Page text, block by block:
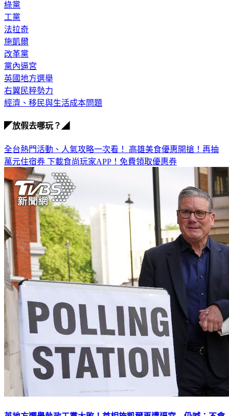
綠黨
工黨
法拉奇
施凱爾
改革黨
黨內逼宮
英國地方選舉
右翼民粹勢力
經濟、移民與生活成本問題
◤放假去哪玩？◢
全台熱門活動、人氣攻略一次看！ 高雄美食優惠開搶！再抽
萬元住宿券 下載食尚玩家APP！免費領取優惠券